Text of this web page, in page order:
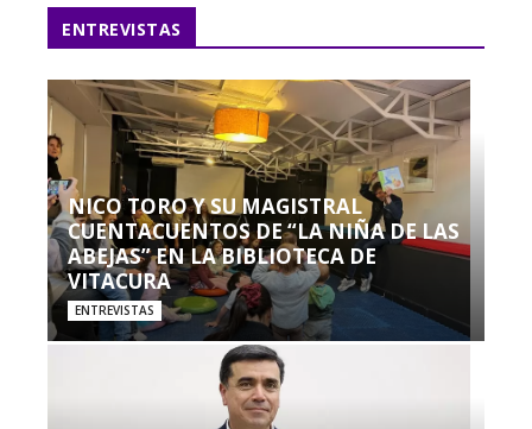
ENTREVISTAS
NICO TORO Y SU MAGISTRAL
CUENTACUENTOS DE “LA NIÑA DE LAS
ABEJAS” EN LA BIBLIOTECA DE
VITACURA
ENTREVISTAS